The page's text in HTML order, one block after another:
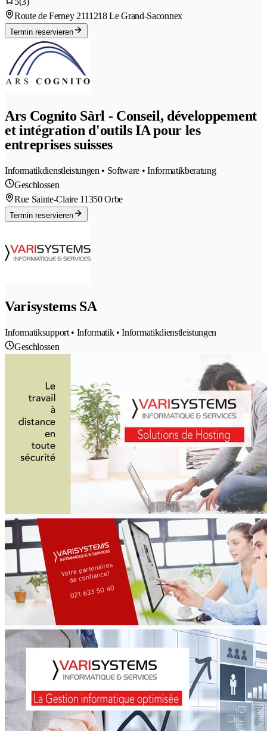
Route de Ferney 2111218 Le Grand-Saconnex
Termin reservieren
Ars Cognito Sàrl - Conseil, développement
et intégration d'outils IA pour les
entreprises suisses
Informatikdienstleistungen • Software • Informatikberatung
Geschlossen
Rue Sainte-Claire 11350 Orbe
Termin reservieren
Varisystems SA
Informatiksupport • Informatik • Informatikdienstleistungen
Geschlossen